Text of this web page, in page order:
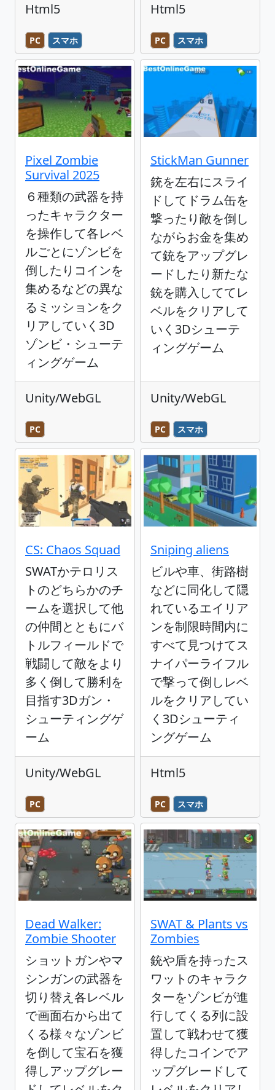
Html5
PC スマホ
Html5
PC スマホ
Pixel Zombie
Survival 2025
６種類の武器を持
ったキャラクター
を操作して各レベ
ルごとにゾンビを
倒したりコインを
集めるなどの異な
るミッションをク
リアしていく3D
ゾンビ・シューテ
ィングゲーム
Unity/WebGL
PC
StickMan Gunner
銃を左右にスライ
ドしてドラム缶を
撃ったり敵を倒し
ながらお金を集め
て銃をアップグレ
ードしたり新たな
銃を購入しててレ
ベルをクリアして
いく3Dシューテ
ィングゲーム
Unity/WebGL
PC スマホ
CS: Chaos Squad
SWATかテロリス
トのどちらかのチ
ームを選択して他
の仲間とともにバ
トルフィールドで
戦闘して敵をより
多く倒して勝利を
目指す3Dガン・
シューティングゲ
ーム
Unity/WebGL
PC
Sniping aliens
ビルや車、街路樹
などに同化して隠
れているエイリア
ンを制限時間内に
すべて見つけてス
ナイパーライフル
で撃って倒しレベ
ルをクリアしてい
く3Dシューティ
ングゲーム
Html5
PC スマホ
Dead Walker:
Zombie Shooter
ショットガンやマ
シンガンの武器を
切り替え各レベル
で画面右から出て
くる様々なゾンビ
を倒して宝石を獲
得しアップグレー
SWAT & Plants vs
Zombies
銃や盾を持ったス
ワットのキャラク
ターをゾンビが進
行してくる列に設
置して戦わせて獲
得したコインでア
ップグレードして